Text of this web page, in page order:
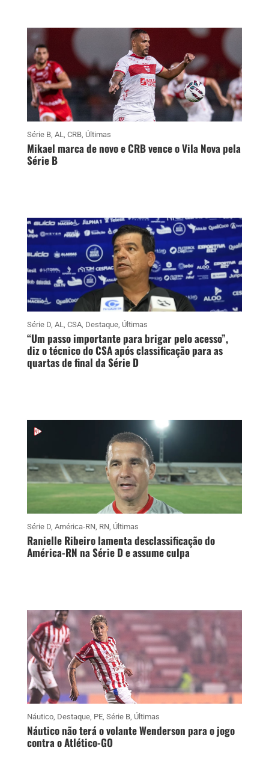
Série B, AL, CRB, Últimas
Mikael marca de novo e CRB vence o Vila Nova pela
Série B
Série D, AL, CSA, Destaque, Últimas
“Um passo importante para brigar pelo acesso”,
diz o técnico do CSA após classificação para as
quartas de final da Série D
Série D, América-RN, RN, Últimas
Ranielle Ribeiro lamenta desclassificação do
América-RN na Série D e assume culpa
Náutico, Destaque, PE, Série B, Últimas
Náutico não terá o volante Wenderson para o jogo
contra o Atlético-GO